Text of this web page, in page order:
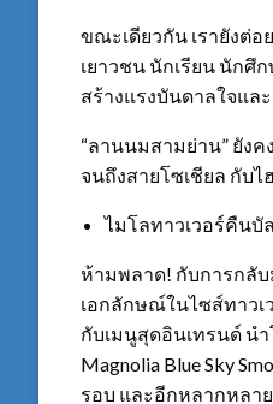
ขณะเดียวกัน เรายังต่
เยาวชน นักเรียน นักศึ
สร้างแรงบันดาลใจแ
“ลานนมสามย่าน” ยังค
จนถึงสายโซเชียล กับ
ไมโลทาวเวอร์คืนบั
ห้ามพลาด! กับการกลั
เอกลักษณ์ในไซส์ทาวเ
กับเมนูสุดอินเทรนด์ นำ
Magnolia Blue Sky
รอบ และอีกหลากหลา